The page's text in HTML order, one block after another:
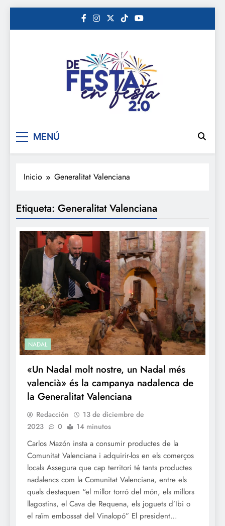
De festa en festa 2.0
MENÚ
Inicio Generalitat Valenciana
Etiqueta: Generalitat Valenciana
NADAL
«Un Nadal molt nostre, un Nadal més
valencià» és la campanya nadalenca de
la Generalitat Valenciana
Redacción
13 de diciembre de
2023
0 14 minutos
Carlos Mazón insta a consumir productes de la
Comunitat Valenciana i adquirir-los en els comerços
locals Assegura que cap territori té tants productes
nadalencs com la Comunitat Valenciana, entre els
quals destaquen “el millor torró del món, els millors
llagostins, el Cava de Requena, els joguets d’Ibi o
el raïm embossat del Vinalopó” El president…